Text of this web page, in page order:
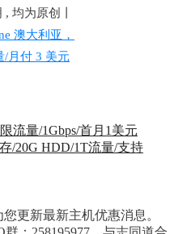
均为原创丨
澳大利亚，
/月付 3 美元
流量/1Gbps/首月1美元
/20G HDD/1T流量/支持
更新最新主机优惠消息。